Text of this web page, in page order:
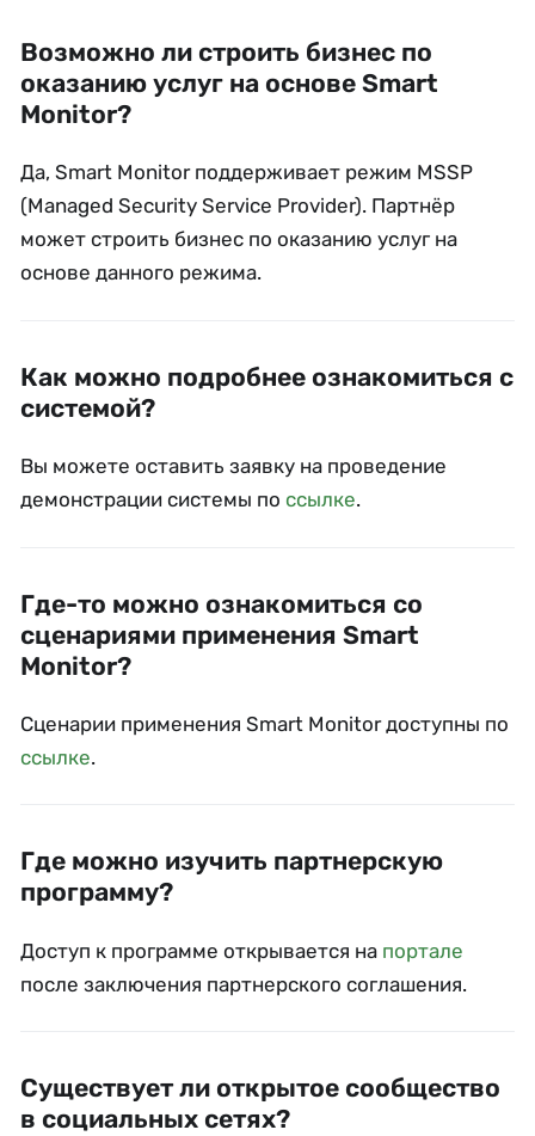
Возможно ли строить бизнес по
оказанию услуг на основе Smart
Monitor?
Да, Smart Monitor поддерживает режим MSSP
(Managed Security Service Provider). Партнёр
может строить бизнес по оказанию услуг на
основе данного режима.
Как можно подробнее ознакомиться с
системой?
Вы можете оставить заявку на проведение
демонстрации системы по ссылке.
Где-то можно ознакомиться со
сценариями применения Smart
Monitor?
Сценарии применения Smart Monitor доступны по
ссылке.
Где можно изучить партнерскую
программу?
Доступ к программе открывается на портале
после заключения партнерского соглашения.
Существует ли открытое сообщество
в социальных сетях?